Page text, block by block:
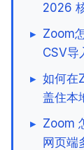
2026
▸ Zoom
CSV导
▸ 如何在
盖住本
▸ Zoom
网页端